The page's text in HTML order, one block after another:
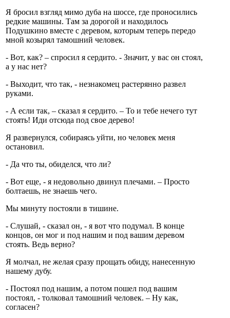
Я бросил взгляд мимо дуба на шоссе, где проносились
редкие машины. Там за дорогой и находилось
Подушкино вместе с деревом, которым теперь передо
мной козырял тамошний человек.
- Вот, как? – спросил я сердито. - Значит, у вас он стоял,
а у нас нет?
- Выходит, что так, - незнакомец растерянно развел
руками.
- А если так, – сказал я сердито. – То и тебе нечего тут
стоять! Иди отсюда под свое дерево!
Я развернулся, собираясь уйти, но человек меня
остановил.
- Да что ты, обиделся, что ли?
- Вот еще, - я недовольно двинул плечами. – Просто
болтаешь, не знаешь чего.
Мы минуту постояли в тишине.
- Слушай, - сказал он, - я вот что подумал. В конце
концов, он мог и под нашим и под вашим деревом
стоять. Ведь верно?
Я молчал, не желая сразу прощать обиду, нанесенную
нашему дубу.
- Постоял под нашим, а потом пошел под вашим
постоял, - толковал тамошний человек. – Ну как,
согласен?